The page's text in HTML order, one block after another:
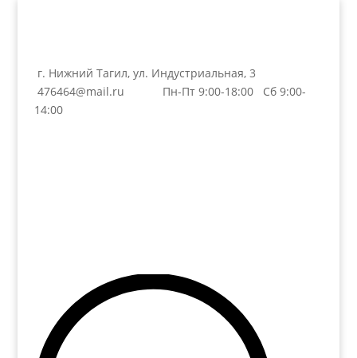
г. Нижний Тагил, ул. Индустриальная, 3
476464@mail.ru
Пн-Пт 9:00-18:00 Сб 9:00-
14:00